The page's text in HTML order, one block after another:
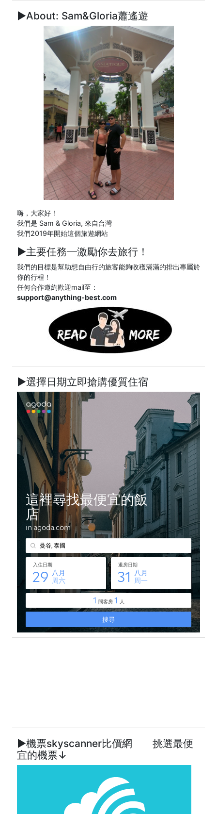
►About: Sam&Gloria蕭遙遊
嗨，大家好！
我們是 Sam & Gloria, 來自台灣
我們2019年開始這個旅遊網站
►主要任務─激勵你去旅行！
我們的目標是幫助想自由行的旅客能夠收穫滿滿的排出專屬於
你的行程！
任何合作邀約歡迎mail至：
support@anything-best.com
►選擇日期立即搶購優質住宿
►機票skyscanner比價網 挑選最便
宜的機票↓